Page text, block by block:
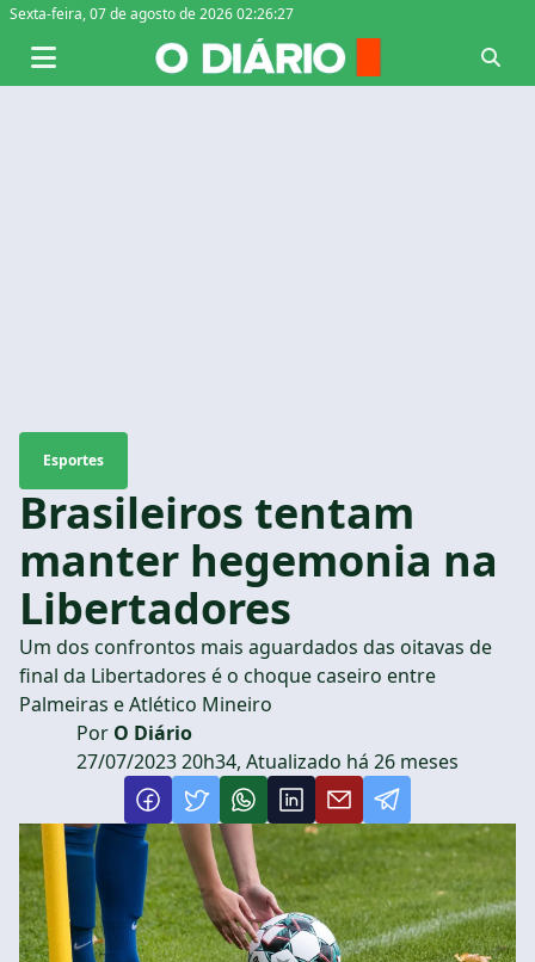
Sexta-feira,07 de agosto de 2026 02:26:28
Esportes
Brasileiros tentam
manter hegemonia na
Libertadores
Um dos confrontos mais aguardados das oitavas de
final da Libertadores é o choque caseiro entre
Palmeiras e Atlético Mineiro
Por O Diário
27/07/2023 20h34, Atualizado há 26 meses